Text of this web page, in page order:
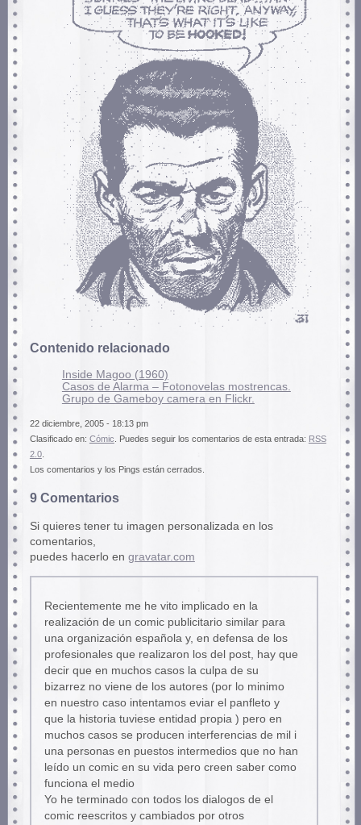
Contenido relacionado
Inside Magoo (1960)
Casos de Alarma – Fotonovelas mostrencas.
Grupo de Gameboy camera en Flickr.
22 diciembre, 2005 - 18:13 pm
Clasificado en: Cómic . Puedes seguir los comentarios de esta entrada: RSS
2.0.
Los comentarios y los Pings están cerrados.
9 Comentarios
Si quieres tener tu imagen personalizada en los
comentarios,
puedes hacerlo en gravatar.com
Recientemente me he vito implicado en la
realización de un comic publicitario similar para
una organización española y, en defensa de los
profesionales que realizaron los del post, hay que
decir que en muchos casos la culpa de su
bizarrez no viene de los autores (por lo minimo
en nuestro caso intentamos eviar el panfleto y
que la historia tuviese entidad propia ) pero en
muchos casos se producen interferencias de mil i
una personas en puestos intermedios que no han
leído un comic en su vida pero creen saber como
funciona el medio
Yo he terminado con todos los dialogos de el
comic reescritos y cambiados por otros